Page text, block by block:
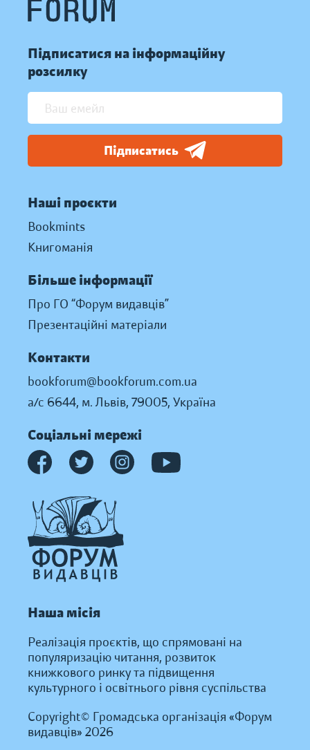
Підписатися на інформаційну
розсилку
Підписатись
Наші проєкти
Bookmints
Книгоманія
Більше інформації
Про ГО “Форум видавців”
Презентаційні матеріали
Контакти
bookforum@bookforum.com.ua
а/с 6644, м. Львів, 79005, Україна
Соціальні мережі
Наша місія
Реалізація проєктів, що спрямовані на
популяризацію читання, розвиток
книжкового ринку та підвищення
культурного і освітнього рівня суспільства
Copyright© Громадська організація «Форум
видавців» 2026